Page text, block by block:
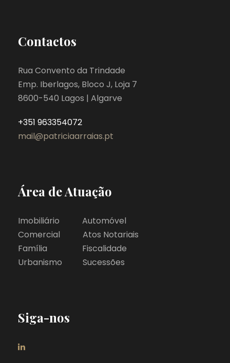
Contactos
Rua Convento da Trindade
Emp. Iberlagos, Bloco J, Loja 7
8600-540 Lagos | Algarve
+351 963354072
mail@patriciaarraias.pt
Área de Atuação
Imobiliário Automóvel
Comercial Atos Notariais
Família Fiscalidade
Urbanismo Sucessões
Siga-nos